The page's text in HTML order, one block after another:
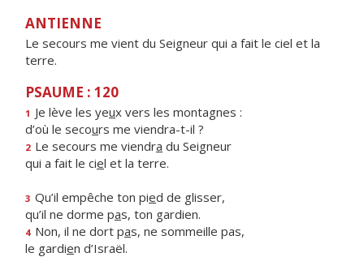
ANTIENNE
Le secours me vient du Seigneur qui a fait le ciel et la
terre.
PSAUME : 120
1 Je lève les yeux vers les montagnes :
d’où le secours me viendra-t-il ?
2 Le secours me viendra du Seigneur
qui a fait le ciel et la terre.
3 Qu’il empêche ton pied de glisser,
qu’il ne dorme pas, ton gardien.
4 Non, il ne dort pas, ne sommeille pas,
le gardien d’Israël.